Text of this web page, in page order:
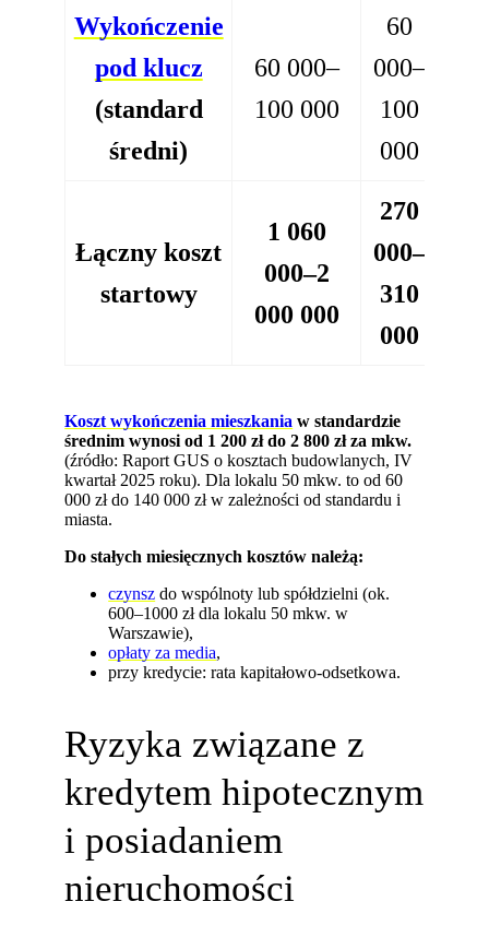
Wykończenie
pod klucz
(standard
średni)
60 000–
100 000
60
000–
100
000
Łączny koszt
startowy
1 060
000–2
000 000
270
000–
310
000
Koszt wykończenia mieszkania w standardzie
średnim wynosi od 1 200 zł do 2 800 zł za mkw.
(źródło: Raport GUS o kosztach budowlanych, IV
kwartał 2025 roku). Dla lokalu 50 mkw. to od 60
000 zł do 140 000 zł w zależności od standardu i
miasta.
Do stałych miesięcznych kosztów należą:
czynsz do wspólnoty lub spółdzielni (ok.
600–1000 zł dla lokalu 50 mkw. w
Warszawie),
opłaty za media,
przy kredycie: rata kapitałowo-odsetkowa.
Ryzyka związane z
kredytem hipotecznym
i posiadaniem
nieruchomości